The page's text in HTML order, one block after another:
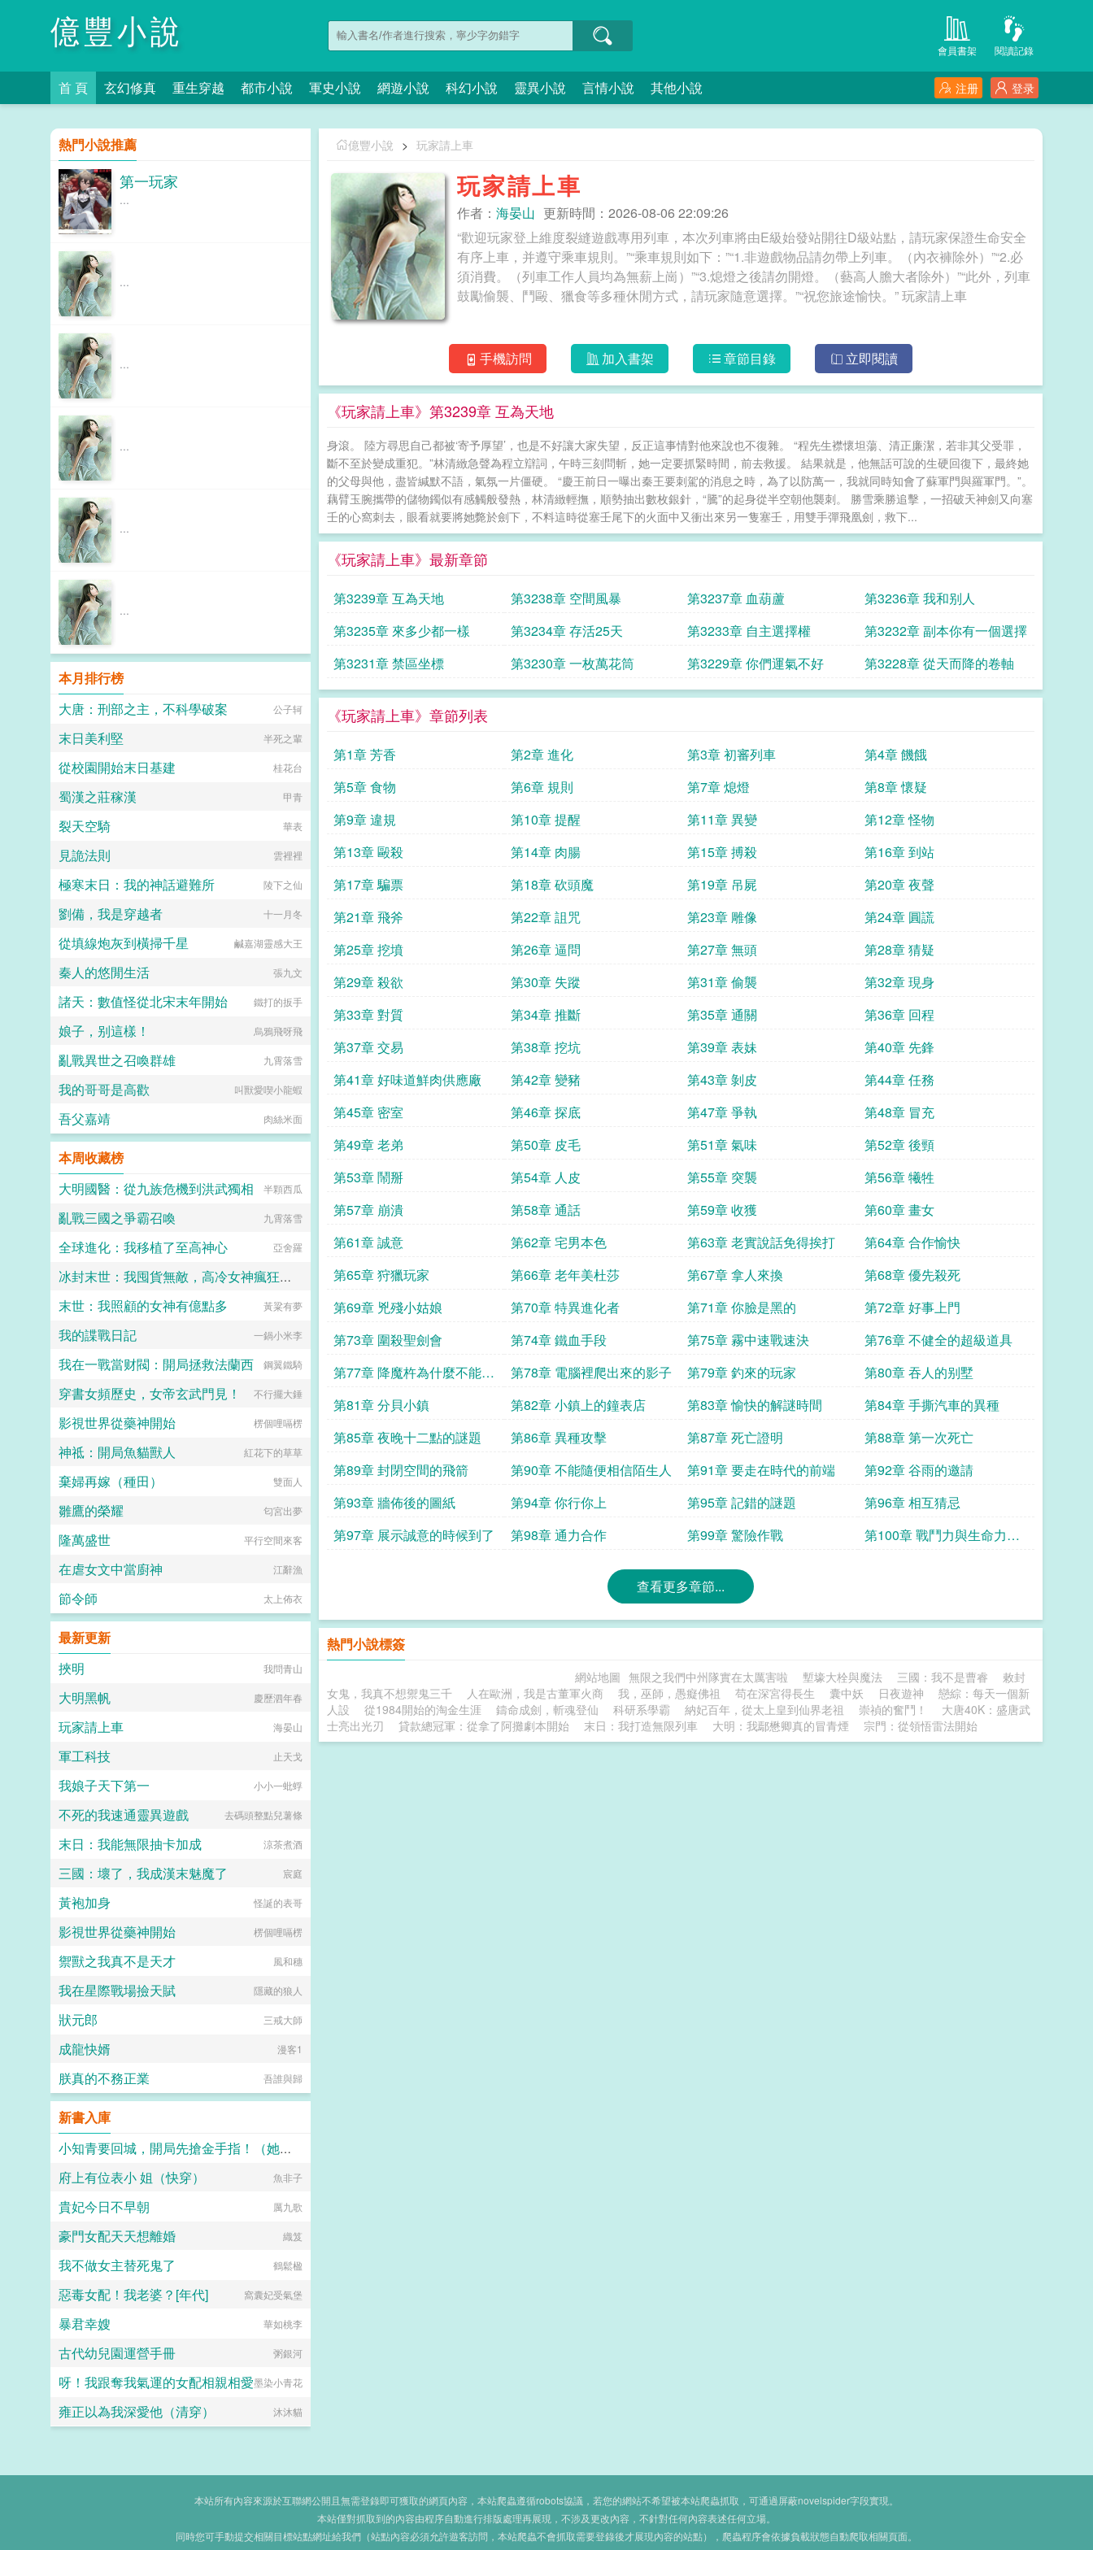
億豐小說 閱讀記錄
會員書架
首 頁 玄幻修真 重生穿越 都市小說 軍史小說 網遊小說 科幻小說 靈異小說 言情小說 其他小說 登录
注册
億豐小說 > 玩家請上車
玩家請上車
作者： 海晏山 更新時間：2026-08-06 22:09:26
“歡迎玩家登上維度裂縫遊戲專用列車，本次列車將由E級始發站開往D級站點，請玩家保證生命安全
有序上車，并遵守乘車規則。”“乘車規則如下：”“1.非遊戲物品請勿帶上列車。（內衣褲除外）”“2.必
須消費。（列車工作人員均為無薪上崗）”“3.熄燈之後請勿開燈。（藝高人膽大者除外）”“此外，列車
鼓勵偷襲、鬥毆、獵食等多種休閒方式，請玩家隨意選擇。”“祝您旅途愉快。” 玩家請上車
手機訪問 加入書架 章節目錄 立即閱讀
《玩家請上車》第3239章 互為天地
身滾。 陸方尋思自己都被‘寄予厚望’，也是不好讓大家失望，反正這事情對他來說也不復雜。 “程先生襟懷坦蕩、清正廉潔，若非其父受罪，
斷不至於變成重犯。”林清緻急聲為程立辯詞，午時三刻問斬，她一定要抓緊時間，前去救援。 結果就是，他無話可說的生硬回復下，最終她
的父母與他，盡皆緘默不語，氣氛一片僵硬。 “慶王前日一曝出秦王要刺駕的消息之時，為了以防萬一，我就同時知會了蘇軍門與羅軍門。”。
藕臂玉腕攜帶的儲物鐲似有感觸般發熱，林清緻輕撫，順勢抽出數枚銀針，“騰”的起身從半空朝他襲刺。 勝雪乘勝追擊，一招破天神劍又向塞
壬的心窩刺去，眼看就要將她斃於劍下，不料這時從塞壬尾下的火面中又衝出來另一隻塞壬，用雙手彈飛凰劍，救下...
《玩家請上車》最新章節
第3239章 互為天地 第3238章 空間風暴 第3237章 血葫蘆
第3236章 我和别人
第3235章 來多少都一樣
第3234章 存活25天 第3233章 自主選擇權
第3232章 副本你有一個選擇
第3231章 禁區坐標
第3230章 一枚萬花筒 第3229章 你們運氣不好 第3228章 從天而降的卷軸
《玩家請上車》章節列表
第1章 芳香 第2章 進化 第3章 初審列車
第4章 饑餓
第5章 食物
第6章 規則 第7章 熄燈
第8章 懷疑
第9章 違規
第10章 提醒 第11章 異變
第12章 怪物
第13章 毆殺
第14章 肉腸 第15章 搏殺
第16章 到站
第17章 騙票
第18章 砍頭魔 第19章 吊屍
第20章 夜聲
第21章 飛斧
第22章 詛咒 第23章 雕像
第24章 圓謊
第25章 挖墳
第26章 逼問 第27章 無頭
第28章 猜疑
第29章 殺欲
第30章 失蹤 第31章 偷襲
第32章 現身
第33章 對質
第34章 推斷 第35章 通關
第36章 回程
第37章 交易
第38章 挖坑 第39章 表妹
第40章 先鋒
第41章 好味道鮮肉供應廠
第42章 變豬 第43章 剝皮
第44章 任務
第45章 密室
第46章 探底 第47章 爭執
第48章 冒充
第49章 老弟
第50章 皮毛 第51章 氣味
第52章 後頸
第53章 鬧掰
第54章 人皮 第55章 突襲
第56章 犧牲
第57章 崩潰
第58章 通話 第59章 收獲
第60章 畫女
第61章 誠意
第62章 宅男本色 第63章 老實說話免得挨打
第64章 合作愉快
第65章 狩獵玩家
第66章 老年美杜莎 第67章 拿人來換
第68章 優先殺死
第69章 兇殘小姑娘
第70章 特異進化者 第71章 你臉是黑的
第72章 好事上門
第73章 圍殺聖劍會
第74章 鐵血手段 第75章 霧中速戰速決
第76章 不健全的超級道具
第77章 降魔杵為什麼不能是
擀面杖
第78章 電腦裡爬出來的影子 第79章 釣來的玩家
第80章 吞人的别墅
第81章 分貝小鎮
第82章 小鎮上的鐘表店 第83章 愉快的解謎時間
第84章 手撕汽車的異種
第85章 夜晚十二點的謎題
第86章 異種攻擊 第87章 死亡證明
第88章 第一次死亡
第89章 封閉空間的飛箭
第90章 不能隨便相信陌生人 第91章 要走在時代的前端
第92章 谷雨的邀請
第93章 牆佈後的圖紙
第94章 你行你上 第95章 記錯的謎題
第96章 相互猜忌
第97章 展示誠意的時候到了
第98章 通力合作 第99章 驚險作戰
第100章 戰鬥力與生命力爆
查看更多章節...
熱門小說標簽
網站地圖 無限之我們中州隊實在太厲害啦 塹壕大栓與魔法 三國：我不是曹睿
敕封
女鬼，我真不想禦鬼三千
人在歐洲，我是古董軍火商 我，巫師，愚癡佛祖 苟在深宮得長生 囊中妖 日夜遊神
戀綜：每天一個新
人設
從1984開始的淘金生涯 鑄命成劍，斬魂登仙 科研系學霸 納妃百年，從太上皇到仙界老祖 崇禎的奮鬥！
大唐40K：盛唐武
士亮出光刃
貸款總冠軍：從拿了阿攤劇本開始 末日：我打造無限列車 大明：我鄢懋卿真的冒青煙 宗門：從領悟雷法開始
熱門小說推薦
第一玩家
...
...
...
...
...
...
本月排行榜
大唐：刑部之主，不科學破案
公子轲
末日美利堅 半死之輩
從校園開始末日基建 桂花台
蜀漢之莊稼漢 甲青
裂天空騎 華表
見詭法則 雲裡裡
極寒末日：我的神話避難所 陵下之仙
劉備，我是穿越者 十一月冬
從填線炮灰到橫掃千星 鹹嘉湖靈感大王
秦人的悠閒生活 張九文
諸天：數值怪從北宋末年開始 鐵打的扳手
娘子，别這樣！ 烏鴉飛呀飛
亂戰異世之召喚群雄 九霄落雪
我的哥哥是高歡 叫獸愛喫小龍蝦
吾父嘉靖 肉絲米面
本周收藏榜
大明國醫：從九族危機到洪武獨相
半顆西瓜
亂戰三國之爭霸召喚 九霄落雪
全球進化：我移植了至高神心 亞舍羅
冰封末世：我囤貨無敵，高冷女神瘋狂倒貼
落筆予你
末世：我照顧的女神有億點多 黃粱有夢
我的諜戰日記 一鍋小米李
我在一戰當财閥：開局拯救法蘭西 鋼翼鐵騎
穿書女頻歷史，女帝玄武門見！ 不行擺大錘
影視世界從藥神開始 楞個哩嗝楞
神祗：開局魚貓獸人 紅花下的草草
棄婦再嫁（種田） 雙面人
雛鷹的榮耀 匂宮出夢
隆萬盛世 平行空間來客
在虐女文中當廚神 江辭漁
節令師 太上佈衣
最新更新
挾明
我問青山
大明黑帆 慶歷泗年春
玩家請上車 海晏山
軍工科技 止天戈
我娘子天下第一 小小一蚍蜉
不死的我速通靈異遊戲 去碼頭整點兒薯條
末日：我能無限抽卡加成 涼茶煮酒
三國：壞了，我成漢末魅魔了 宸庭
黃袍加身 怪誕的表哥
影視世界從藥神開始 楞個哩嗝楞
禦獸之我真不是天才 風和穗
我在星際戰場撿天賦 隱藏的狼人
狀元郎 三戒大師
成龍快婿 漫客1
朕真的不務正業 吾誰與歸
新書入庫
小知青要回城，開局先搶金手指！（她在年代文裡開挂了）
冬風吹雪
府上有位表小 姐（快穿） 魚非子
貴妃今日不早朝 厲九歌
豪門女配天天想離婚 織笈
我不做女主替死鬼了 鶴鬆楹
惡毒女配！我老婆？[年代] 窩囊妃受氣堡
暴君幸嫂 華如桃李
古代幼兒園運營手冊 粥銀河
呀！我跟奪我氣運的女配相親相愛墨染小青花
雍正以為我深愛他（清穿） 沐沐貓
本站所有內容來源於互聯網公開且無需登錄即可獲取的網頁內容，本站爬蟲遵循robots協議，若您的網站不希望被本站爬蟲抓取，可通過屏蔽novelspider字段實現。
本站僅對抓取到的內容由程序自動進行排版處理再展現，不涉及更改內容，不針對任何內容表述任何立場。
同時您可手動提交相關目標站點網址給我們（站點內容必須允許遊客訪問，本站爬蟲不會抓取需要登錄後才展現內容的站點），爬蟲程序會依據負載狀態自動爬取相關頁面。